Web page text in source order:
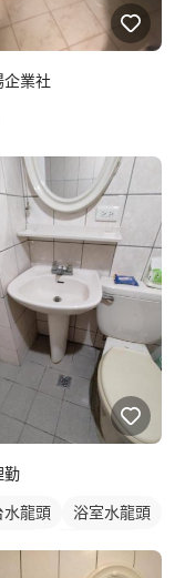
企業社
勤
水龍頭
浴室水龍頭